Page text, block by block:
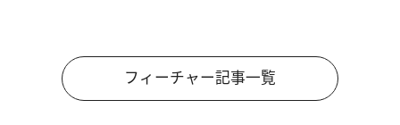
フィーチャー記事一覧